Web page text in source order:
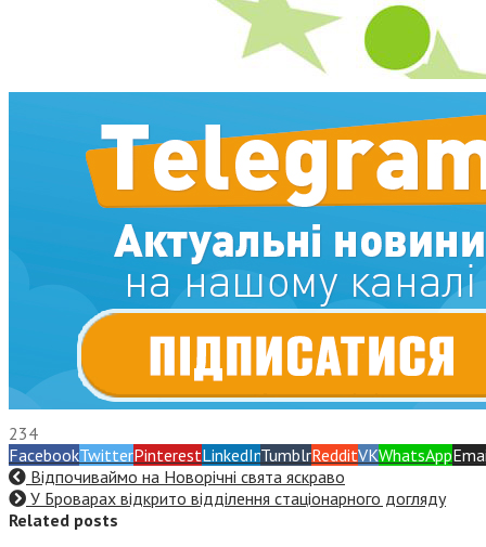
234
FacebookTwitterPinterestLinkedInTumblrRedditVKWhatsApp
Відпочиваймо на Новорічні свята яскраво
У Броварах відкрито відділення стаціонарного догляду
Related posts